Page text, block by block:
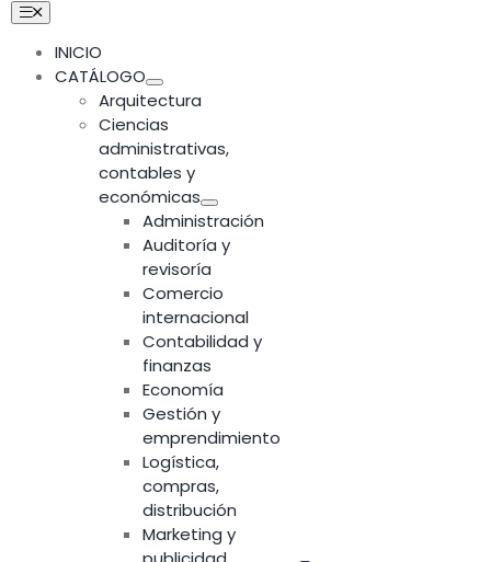
Skip
content
Toggle
Navigation
INICIO
CATÁLOGO
Arquitectura
Ciencias
administrativas,
contables y
económicas
Administración
Auditoría y
revisoría
Comercio
internacional
Contabilidad y
finanzas
Economía
Gestión y
emprendimiento
Logística,
compras,
distribución
Marketing y